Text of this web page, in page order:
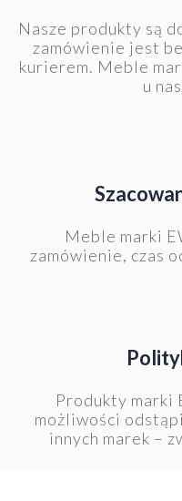
Nasze produkty są
zamówienie jest
kurierem. Meble
u
Meble marki
zamówienie, czas
Produkty marki
możliwości
innych marek –